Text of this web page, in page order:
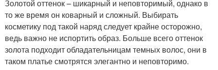
Золотой оттенок – шикарный и неповторимый, однако в
то же время он коварный и сложный. Выбирать
косметику под такой наряд следует крайне осторожно,
ведь важно не испортить образ. Больше всего оттенок
золота подходит обладательницам темных волос, они в
таком платье смотрятся элегантно и неповторимо.